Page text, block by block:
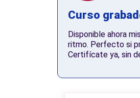
Curso
Disponible ahora
ritmo. Perfecto si
Certifícate ya, sin